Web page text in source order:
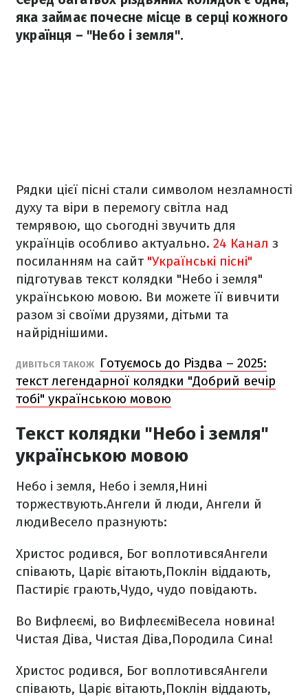
яка займає почесне місце в серці кожного
українця – "Небо і земля".
Рядки цієї пісні стали символом незламності
духу та віри в перемогу світла над
темрявою, що сьогодні звучить для
українців особливо актуально. 24 Канал з
посиланням на сайт "Українські пісні"
підготував текст колядки "Небо і земля"
українською мовою. Ви можете її вивчити
разом зі своїми друзями, дітьми та
найріднішими.
ДИВІТЬСЯ ТАКОЖ
Готуємось до Різдва – 2025:
текст легендарної колядки "Добрий вечір
тобі" українською мовою
Текст колядки "Небо і земля"
українською мовою
Небо і земля, Небо і земля,Нині
торжествують.Ангели й люди, Ангели й
людиВесело празнують:
Христос родився, Бог воплотивсяАнгели
співають, Царіє вітають,Поклін віддають,
Пастиріє грають,Чудо, чудо повідають.
Во Вифлеємі, во ВифлеєміВесела новина!
Чистая Діва, Чистая Діва,Породила Сина!
Христос родився, Бог воплотивсяАнгели
співають, Царіє вітають,Поклін віддають,